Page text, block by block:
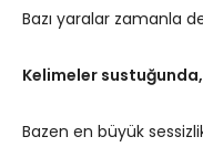
Bazı yaralar zamanla
Kelimeler
Bazen en büyük